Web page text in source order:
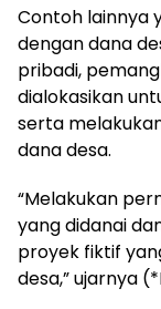
Contoh lainnya
dengan dana
pribadi,
dialokasikan
serta
dana desa.
“Melakukan
yang didanai
proyek fiktif
desa,” ujarnya